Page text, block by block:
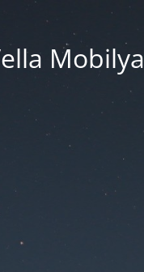
Mobilya